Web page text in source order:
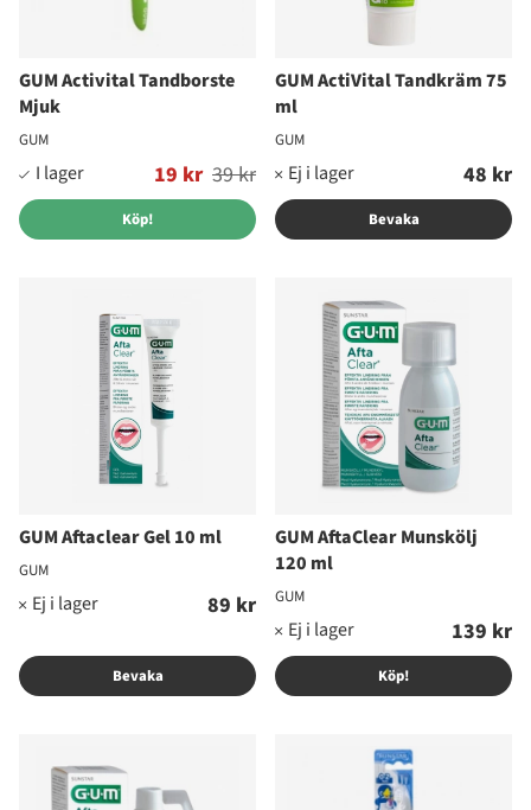
GUM Activital Tandborste
Mjuk
GUM
19 kr
Ordinarie pris: 39 kr
Köp!
GUM ActiVital Tandkräm 75
ml
GUM
48 kr
Bevaka
GUM Aftaclear Gel 10 ml
GUM
89 kr
Bevaka
GUM AftaClear Munskölj
120 ml
GUM
139 kr
Köp!